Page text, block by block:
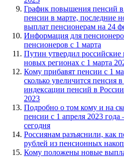
График повышения пенсий
пенсии в марте, последние
выплат пенсионерам на 24
Информация для
пенсионеров с 1 марта
Путин утвердил
новых регионах с 1 марта
Кому прибавят пенсии с 1
сколько увеличится пенсия
индексации пенсий в
2023
Подробно о том кому и на
пенсии с 1 апреля 2023
сегодня
Россиянам разъяснили, как
рублей из пенсионных
Кому положены новые